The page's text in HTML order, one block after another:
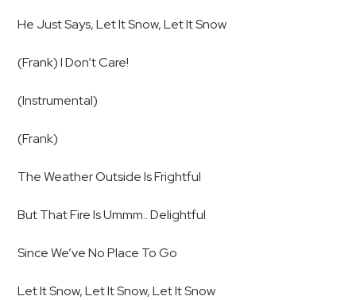
He Just Says, Let It Snow, Let It Snow
(Frank) I Don’t Care!
(Instrumental)
(Frank)
The Weather Outside Is Frightful
But That Fire Is Ummm.. Delightful
Since We’ve No Place To Go
Let It Snow, Let It Snow, Let It Snow